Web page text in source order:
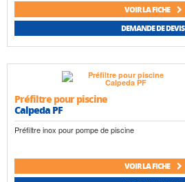
VOIR LA FICHE
DEMANDE DE DEVIS
Préfiltre pour piscine
Calpeda PF
Préfiltre inox pour pompe de piscine
VOIR LA FICHE